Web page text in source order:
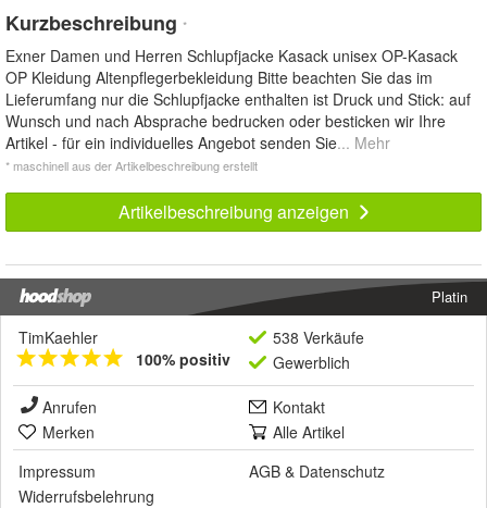
Kurzbeschreibung *
Exner Damen und Herren Schlupfjacke Kasack unisex OP-Kasack
OP Kleidung Altenpflegerbekleidung Bitte beachten Sie das im
Lieferumfang nur die Schlupfjacke enthalten ist Druck und Stick: auf
Wunsch und nach Absprache bedrucken oder besticken wir Ihre
Artikel - für ein individuelles Angebot senden Sie... Mehr
* maschinell aus der Artikelbeschreibung erstellt
Artikelbeschreibung anzeigen
Platin
TimKaehler
100% positiv
538 Verkäufe
Gewerblich
Anrufen
Kontakt
Merken
Alle Artikel
Impressum
AGB & Datenschutz
Widerrufsbelehrung